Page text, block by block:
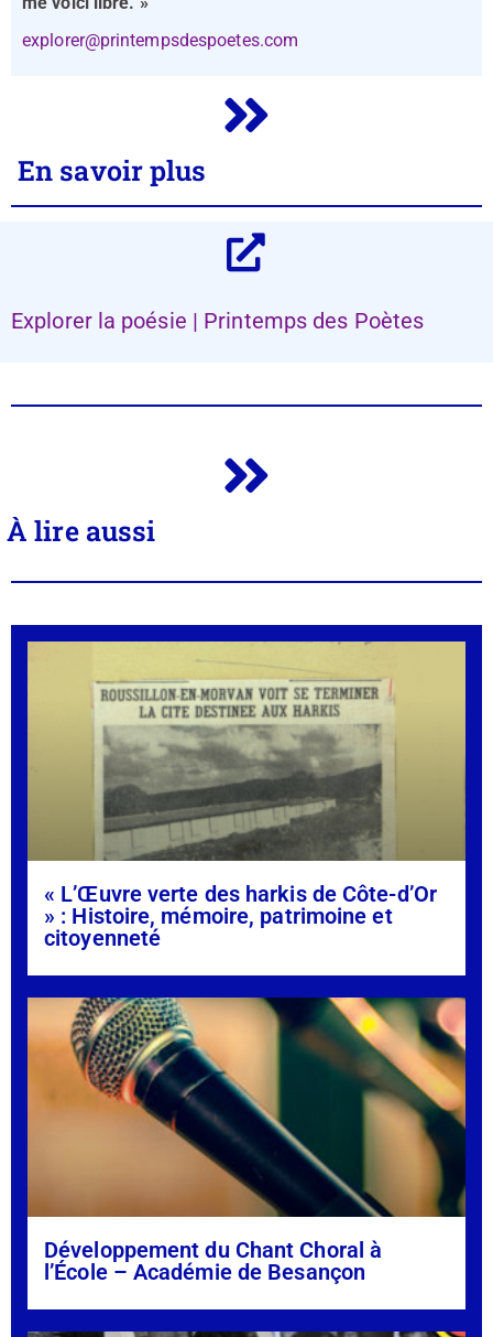
explorer@printempsdespoetes.com
En savoir plus
Explorer la poésie | Printemps des Poètes
À lire aussi
« L’Œuvre verte des harkis de Côte-d’Or
» : Histoire, mémoire, patrimoine et
citoyenneté
Développement du Chant Choral à
l’École – Académie de Besançon